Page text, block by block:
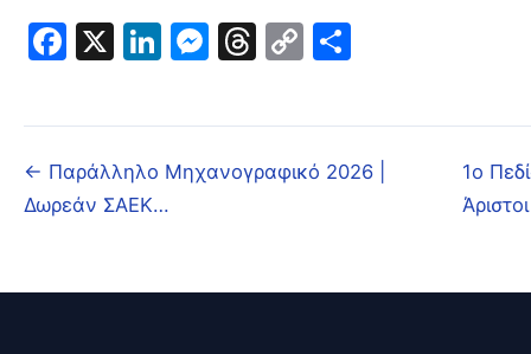
Facebook
X LinkedIn
Messenger
Threads
Copy
← Παράλληλο Μηχανογραφικό 2026 |
Δωρεάν ΣΑΕΚ…
1ο